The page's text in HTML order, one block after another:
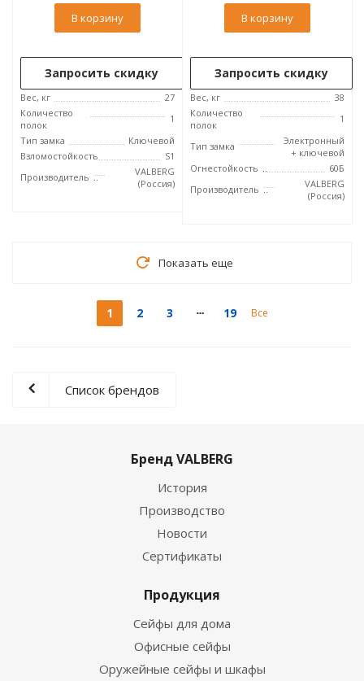
В корзину
Запросить скидку
Вес, кг
27
Количество
полок
1
Тип замка
Ключевой
Взломостойкость
S1
Производитель
VALBERG
(Россия)
В корзину
Запросить скидку
Вес, кг
38
Количество
полок
1
Тип замка
Электронный
+ ключевой
Огнестойкость
60Б
Производитель
VALBERG
(Россия)
Показать еще
1 2 3 19 Все
Список брендов
Бренд VALBERG
История
Производство
Новости
Сертификаты
Продукция
Сейфы для дома
Офисные сейфы
Оружейные сейфы и шкафы